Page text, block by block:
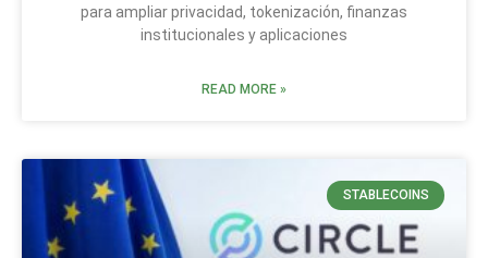
para ampliar privacidad, tokenización, finanzas
institucionales y aplicaciones
READ MORE »
STABLECOINS